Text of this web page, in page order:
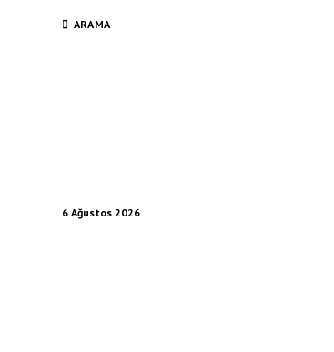
ARAMA
6 Ağustos 2026